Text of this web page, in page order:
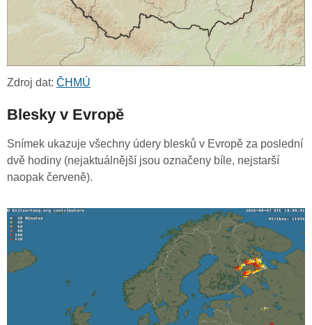
Zdroj dat: ČHMÚ
Blesky v Evropě
Snímek ukazuje všechny údery blesků v Evropě za poslední
dvě hodiny (nejaktuálnější jsou označeny bíle, nejstarší
naopak červeně).